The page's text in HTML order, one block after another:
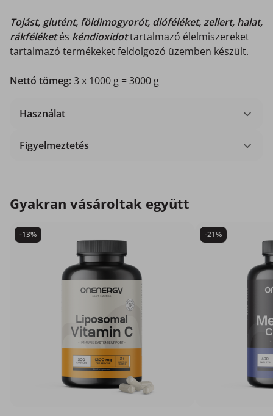
Tojást, glutént, földimogyorót, dióféléket, zellert, halat,
rákféléketés kéndioxidottartalmazó élelmiszereket
tartalmazó termékeket feldolgozó üzemben készült.
Nettó tömeg:3 x 1000 g = 3000 g
Használat
Figyelmeztetés
Gyakran vásároltak együtt
-13% -21%